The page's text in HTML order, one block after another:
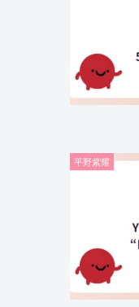
平野紫耀